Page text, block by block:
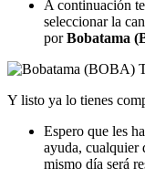
A continuación
seleccionar la
porBobatama
Y listo ya lo tienes
Espero que les
ayuda, cualquier
mismo día será